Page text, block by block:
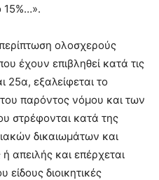
15%…».
ολοσχερούς
έχουν επιβληθεί κατά τις
25α, εξαλείφεται το
παρόντος νόμου και των
στρέφονται κατά της
δικαιωμάτων και
απειλής και επέρχεται
διοικητικές